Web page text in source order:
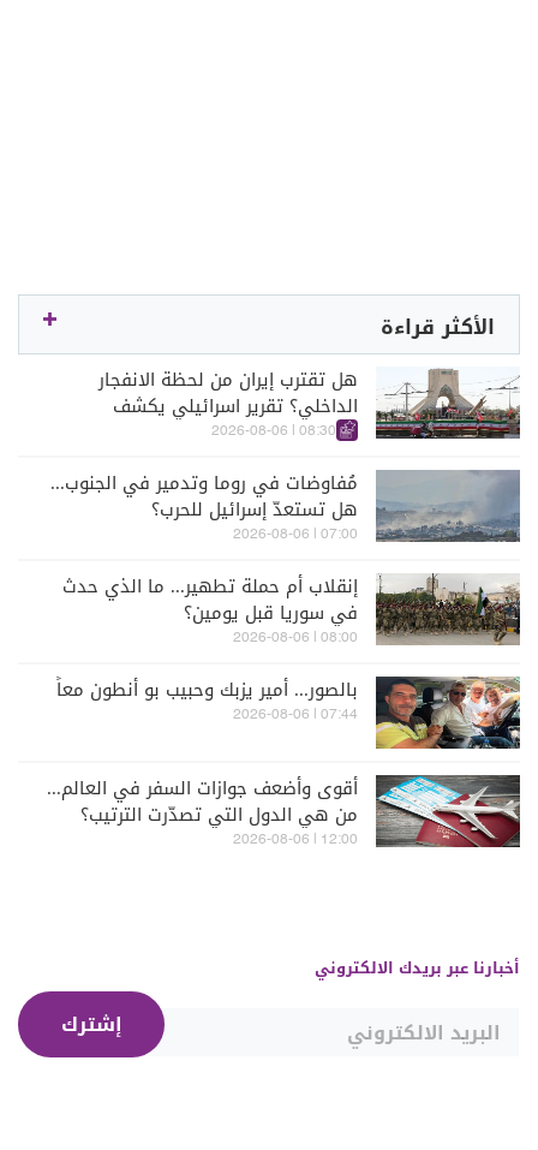
الأكثر قراءة
هل تقترب إيران من لحظة الانفجار
الداخلي؟ تقرير اسرائيلي يكشف
الكواليس
08:30 | 2026-08-06
مُفاوضات في روما وتدمير في الجنوب...
هل تستعدّ إسرائيل للحرب؟
07:00 | 2026-08-06
إنقلاب أم حملة تطهير... ما الذي حدث
في سوريا قبل يومين؟
08:00 | 2026-08-06
بالصور... أمير يزبك وحبيب بو أنطون معاً
07:44 | 2026-08-06
أقوى وأضعف جوازات السفر في العالم...
من هي الدول التي تصدّرت الترتيب؟
12:00 | 2026-08-06
أخبارنا عبر بريدك الالكتروني
إشترك